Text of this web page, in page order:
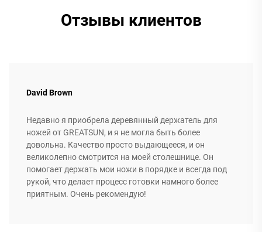
Отзывы клиентов
David Brown
Недавно я приобрела деревянный держатель для
ножей от GREATSUN, и я не могла быть более
довольна. Качество просто выдающееся, и он
великолепно смотрится на моей столешнице. Он
помогает держать мои ножи в порядке и всегда под
рукой, что делает процесс готовки намного более
приятным. Очень рекомендую!